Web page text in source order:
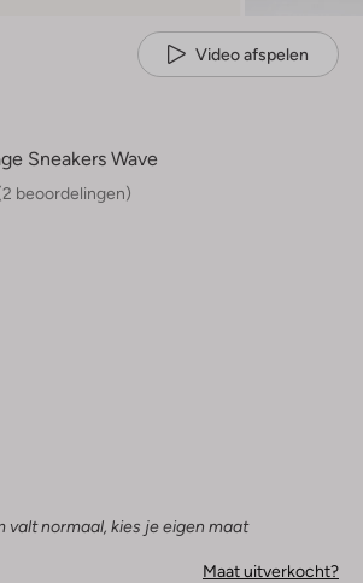
Video afspelen
Sneakers Wave
beoordelingen)
valt normaal, kies je eigen maat
Maat uitverkocht?